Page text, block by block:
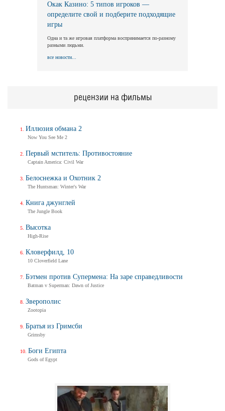
Окак Казино: 5 типов игроков —
определите свой и подберите подходящие
игры
Одна и та же игровая платформа воспринимается по-разному
разными людьми.
все новости...
рецензии на фильмы
Иллюзия обмана 2
Now You See Me 2
Первый мститель: Противостояние
Captain America: Civil War
Белоснежка и Охотник 2
The Huntsman: Winter's War
Книга джунглей
The Jungle Book
Высотка
High-Rise
Кловерфилд, 10
10 Cloverfield Lane
Бэтмен против Супермена: На заре справедливости
Batman v Superman: Dawn of Justice
Зверополис
Zootopia
Братья из Гримсби
Grimsby
Боги Египта
Gods of Egypt